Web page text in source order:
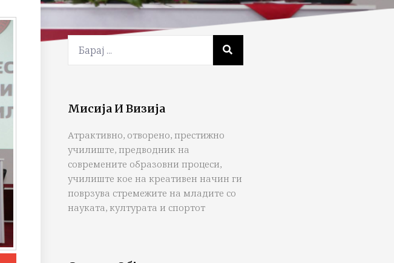
Мисија И Визија
Атрактивно, отворено, престижно
училиште, предводник на
современите образовни процеси,
училиште кое на креативен начин ги
поврзува стремежите на младите со
науката, културата и спортот